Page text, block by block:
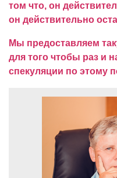
том что, он
он действительно
Мы предоставляем
для того чтобы раз и
спекуляции по этому